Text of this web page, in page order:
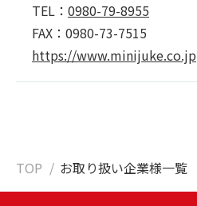
TEL： 0980-79-8955
FAX：0980-73-7515
https://www.minijuke.co.jp
TOP お取り扱い企業様一覧